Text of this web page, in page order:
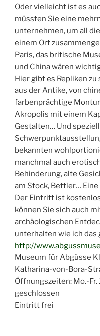
Oder vielleicht ist es
müssten Sie eine
unternehmen, um all
einem Ort
Paris, das britische
und China wären
Hier gibt es Repliken
aus der Antike, von
farbenprächtige
Akropolis mit einem
Gestalten… Und
bekannten
manchmal auch
Behinderung, alte
am Stock, Bettler…
Der Eintritt ist
können Sie sich auch
archäologischen
unterhalten wie ich das
http://
Museum für Abgüsse
Katharina-von-Bora-
Öffnungszeiten: Mo.-Fr.
geschlossen
Eintritt frei